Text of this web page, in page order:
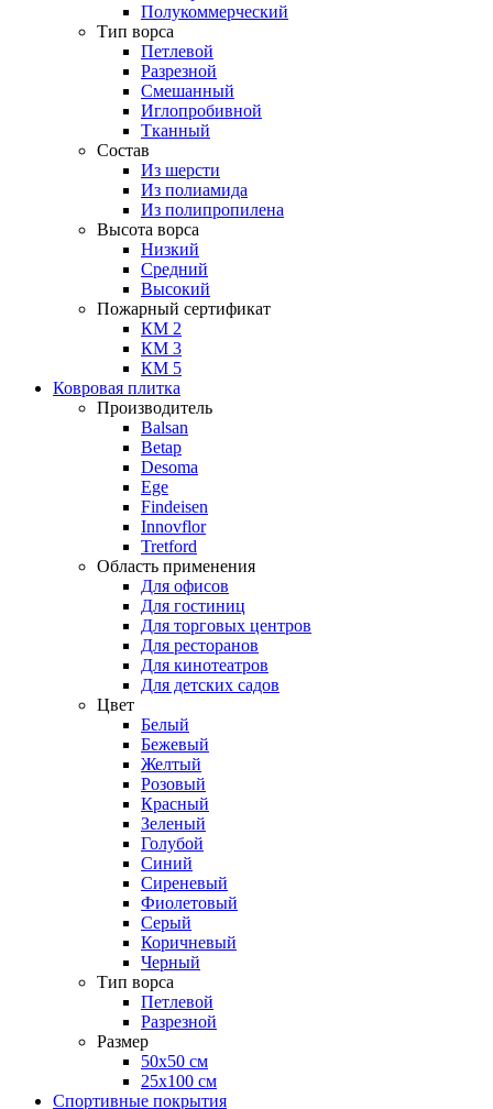
Полукоммерческий
Тип ворса
Петлевой
Разрезной
Смешанный
Иглопробивной
Тканный
Состав
Из шерсти
Из полиамида
Из полипропилена
Высота ворса
Низкий
Средний
Высокий
Пожарный сертификат
КМ 2
КМ 3
КМ 5
Ковровая плитка
Производитель
Balsan
Betap
Desoma
Ege
Findeisen
Innovflor
Tretford
Область применения
Для офисов
Для гостиниц
Для торговых центров
Для ресторанов
Для кинотеатров
Для детских садов
Цвет
Белый
Бежевый
Желтый
Розовый
Красный
Зеленый
Голубой
Синий
Сиреневый
Фиолетовый
Серый
Коричневый
Черный
Тип ворса
Петлевой
Разрезной
Размер
50х50 см
25х100 см
Спортивные покрытия